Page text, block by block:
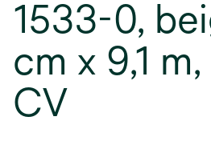
1533-0,
cm x 9,1
CV